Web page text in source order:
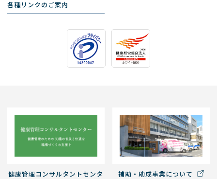
各種リンクのご案内
健康管理コンサルタントセンタ
補助・助成事業について